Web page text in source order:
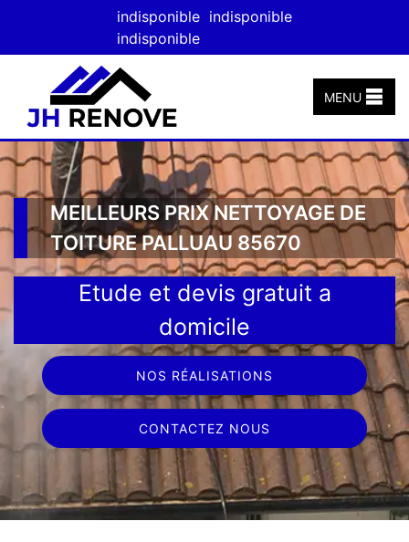
indisponible indisponible
indisponible
MENU
MEILLEURS PRIX NETTOYAGE DE
TOITURE PALLUAU 85670
Etude et devis gratuit a
domicile
NOS RÉALISATIONS
CONTACTEZ NOUS